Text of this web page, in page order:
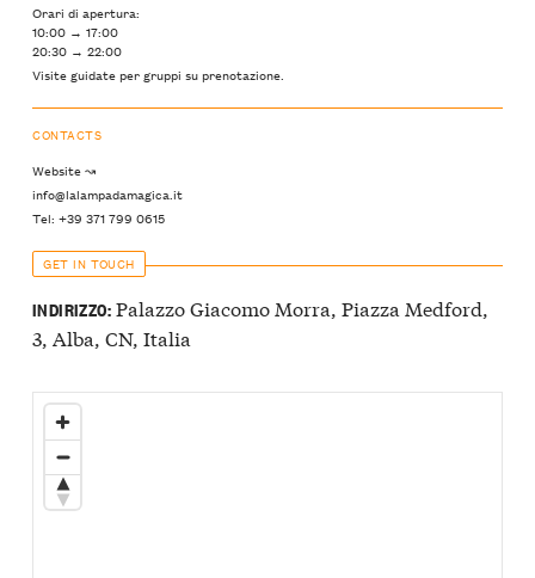
Orari di apertura:
10:00 → 17:00
20:30 → 22:00
Visite guidate per gruppi su prenotazione.
CONTACTS
Website ↝
info@lalampadamagica.it
Tel: +39 371 799 0615
GET IN TOUCH
INDIRIZZO:Palazzo Giacomo Morra, Piazza Medford,
3, Alba, CN, Italia